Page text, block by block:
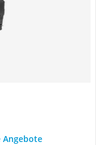
Angebote